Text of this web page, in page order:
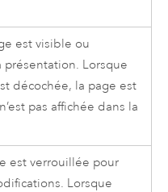
est visible ou
présentation. Lorsque
décochée, la page est
pas affichée dans la
est verrouillée pour
Lorsque